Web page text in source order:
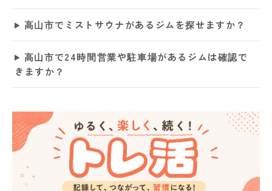
高山市でミストサウナがあるジムを探せますか？
高山市で24時間営業や駐車場があるジムは確認で
きますか？